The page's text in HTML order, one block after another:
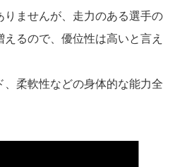
りませんが、走力のある選手の
るので、優位性は高いと言え
柔軟性などの身体的な能力全